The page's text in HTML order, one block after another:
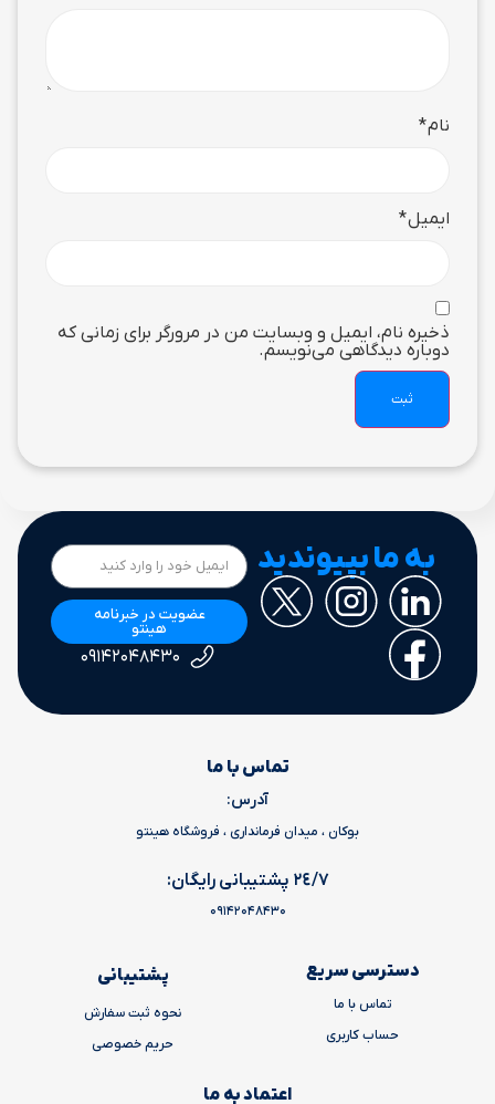
نام*
ایمیل*
ذخیره نام، ایمیل و وبسایت من در مرورگر برای زمانی که
دوباره دیدگاهی می‌نویسم.
به ما بپیوندید
عضویت در خبرنامه
هینتو
۰۹۱۴۲۰۴۸۴۳۰
تماس با ما
آدرس:
بوکان ، میدان فرمانداری ، فروشگاه هینتو
٢٤/٧ پشتیبانی رایگان:
09142048430
دسترسی سریع
تماس با ما
حساب کاربری
پشتیبانی
نحوه ثبت سفارش
حریم خصوصی
اعتماد به ما